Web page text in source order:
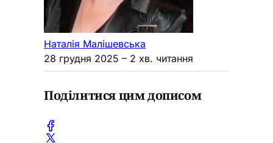
Наталія Малішевська
28 грудня 2025 – 2 хв. читання
Поділитися цим дописом